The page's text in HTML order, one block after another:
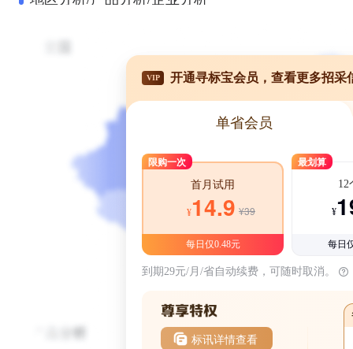
VIP 开通寻标宝会员，查看更多招采
单省会员
限购一次
首月试用
¥14.9 ¥39
每日仅0.48元
最划算
12
¥
每日
到期29元/月/省自动续费，可随时取消。
标讯详情查看